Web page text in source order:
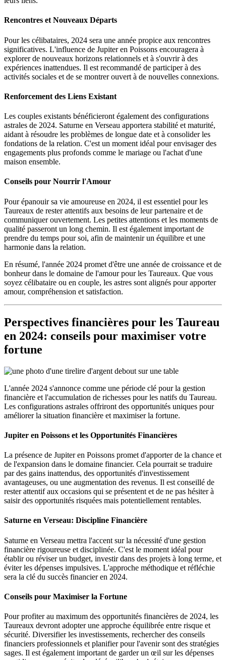
Rencontres et Nouveaux Départs
Pour les célibataires, 2024 sera une année propice aux rencontres
significatives. L'influence de Jupiter en Poissons encouragera à
explorer de nouveaux horizons relationnels et à s'ouvrir à des
expériences inattendues. Il est recommandé de participer à des
activités sociales et de se montrer ouvert à de nouvelles connexions.
Renforcement des Liens Existant
Les couples existants bénéficieront également des configurations
astrales de 2024. Saturne en Verseau apportera stabilité et maturité,
aidant à résoudre les problèmes de longue date et à consolider les
fondations de la relation. C'est un moment idéal pour envisager des
engagements plus profonds comme le mariage ou l'achat d'une
maison ensemble.
Conseils pour Nourrir l'Amour
Pour épanouir sa vie amoureuse en 2024, il est essentiel pour les
Taureaux de rester attentifs aux besoins de leur partenaire et de
communiquer ouvertement. Les petites attentions et les moments de
qualité passeront un long chemin. Il est également important de
prendre du temps pour soi, afin de maintenir un équilibre et une
harmonie dans la relation.
En résumé, l'année 2024 promet d'être une année de croissance et de
bonheur dans le domaine de l'amour pour les Taureaux. Que vous
soyez célibataire ou en couple, les astres sont alignés pour apporter
amour, compréhension et satisfaction.
Perspectives financières pour les Taureau
en 2024: conseils pour maximiser votre
fortune
L'année 2024 s'annonce comme une période clé pour la gestion
financière et l'accumulation de richesses pour les natifs du Taureau.
Les configurations astrales offriront des opportunités uniques pour
améliorer la situation financière et maximiser la fortune.
Jupiter en Poissons et les Opportunités Financières
La présence de Jupiter en Poissons promet d'apporter de la chance et
de l'expansion dans le domaine financier. Cela pourrait se traduire
par des gains inattendus, des opportunités d'investissement
avantageuses, ou une augmentation des revenus. Il est conseillé de
rester attentif aux occasions qui se présentent et de ne pas hésiter à
saisir des opportunités risquées mais potentiellement rentables.
Saturne en Verseau: Discipline Financière
Saturne en Verseau mettra l'accent sur la nécessité d'une gestion
financière rigoureuse et disciplinée. C'est le moment idéal pour
établir ou réviser un budget, investir dans des projets à long terme, et
éviter les dépenses impulsives. L'approche méthodique et réfléchie
sera la clé du succès financier en 2024.
Conseils pour Maximiser la Fortune
Pour profiter au maximum des opportunités financières de 2024, les
Taureaux devront adopter une approche équilibrée entre risque et
sécurité. Diversifier les investissements, rechercher des conseils
financiers professionnels et planifier pour l'avenir sont des stratégies
sages. Il est également important de garder un œil sur les dépenses